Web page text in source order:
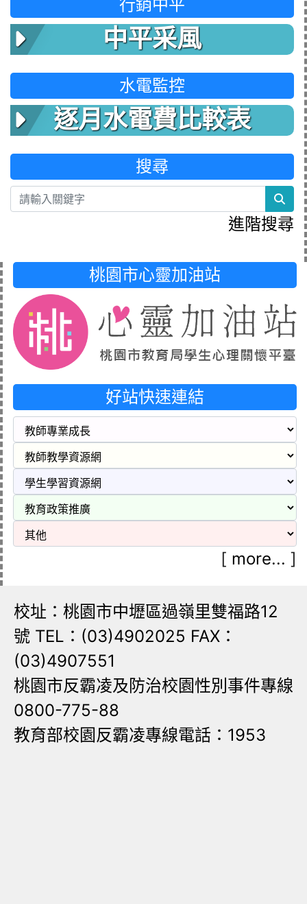
行銷中平
中平采風
水電監控
逐月水電費比較表
搜尋
進階搜尋
桃園市心靈加油站
好站快速連結
[ more... ]
校址：桃園市中壢區過嶺里雙福路12
號 TEL：(03)4902025 FAX：
(03)4907551
桃園市反霸凌及防治校園性別事件專線
0800-775-88
教育部校園反霸凌專線電話：1953